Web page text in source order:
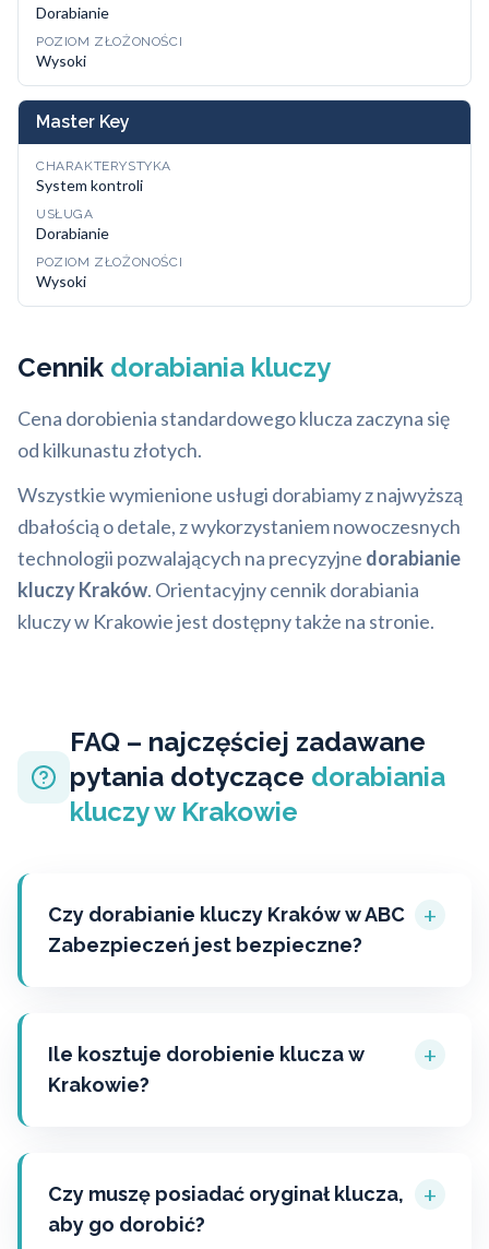
Dorabianie
POZIOM ZŁOŻONOŚCI
Wysoki
Master Key
CHARAKTERYSTYKA
System kontroli
USŁUGA
Dorabianie
POZIOM ZŁOŻONOŚCI
Wysoki
Cennik dorabiania kluczy
Cena dorobienia standardowego klucza zaczyna się
od kilkunastu złotych.
Wszystkie wymienione usługi dorabiamy z najwyższą
dbałością o detale, z wykorzystaniem nowoczesnych
technologii pozwalających na precyzyjne dorabianie
kluczy Kraków. Orientacyjny cennik dorabiania
kluczy w Krakowie jest dostępny także na stronie.
FAQ – najczęściej zadawane
pytania dotyczące dorabiania
kluczy w Krakowie
Czy dorabianie kluczy Kraków w ABC
Zabezpieczeń jest bezpieczne?
+
Ile kosztuje dorobienie klucza w
Krakowie?
+
Czy muszę posiadać oryginał klucza,
aby go dorobić?
+